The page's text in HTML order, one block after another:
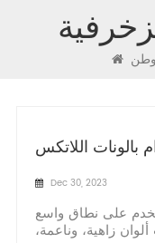
وطن
اللاتكس
Dec 30, 2023
على نطاق واسع
زاهية، وناعمة،